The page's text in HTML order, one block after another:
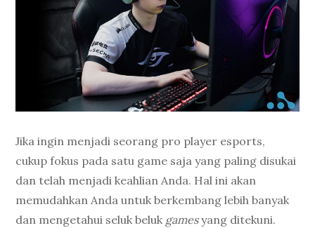
Jika ingin menjadi seorang pro player esports,
cukup fokus pada satu game saja yang paling disukai
dan telah menjadi keahlian Anda. Hal ini akan
memudahkan Anda untuk berkembang lebih banyak
dan mengetahui seluk beluk gamesyang ditekuni.